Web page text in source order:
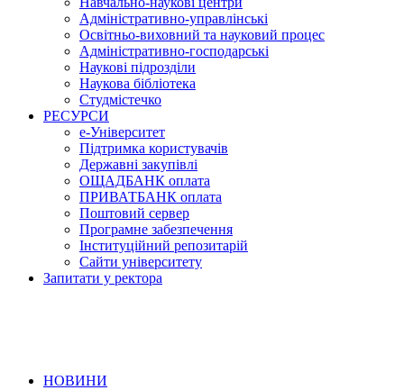
Адміністративно-управлінські
Освітньо-виховний та науковий процес
Адміністративно-господарські
Наукові підрозділи
Наукова бібліотека
Студмістечко
РЕСУРСИ
е-Університет
Підтримка користувачів
Державні закупівлі
ОЩАДБАНК оплата
ПРИВАТБАНК оплата
Поштовий сервер
Програмне забезпечення
Інституційний репозитарій
Сайти університету
Запитати у ректора
НОВИНИ